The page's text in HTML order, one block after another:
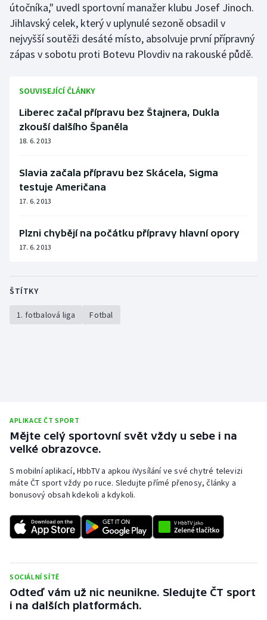
útočníka," uvedl sportovní manažer klubu Josef Jinoch.
Jihlavský celek, který v uplynulé sezoně obsadil v
nejvyšší soutěži desáté místo, absolvuje první přípravný
zápas v sobotu proti Botevu Plovdiv na rakouské půdě.
SOUVISEJÍCÍ ČLÁNKY
Liberec začal přípravu bez Štajnera, Dukla
zkouší dalšího Španěla
18. 6. 2013
Slavia začala přípravu bez Skácela, Sigma
testuje Američana
17. 6. 2013
Plzni chybějí na počátku přípravy hlavní opory
17. 6. 2013
ŠTÍTKY
1. fotbalová liga Fotbal
APLIKACE ČT SPORT
Mějte celý sportovní svět vždy u sebe i na
velké obrazovce.
S mobilní aplikací, HbbTV a apkou iVysílání ve své chytré televizi
máte ČT sport vždy po ruce. Sledujte přímé přenosy, články a
bonusový obsah kdekoli a kdykoli.
SOCIÁLNÍ SÍTĚ
Odteď vám už nic neunikne. Sledujte ČT sport
i na dalších platformách.